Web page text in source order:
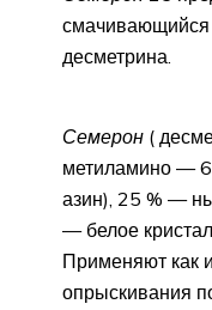
десметрина.
Семерон (
метиламино —
азин), 25 % —
— белое
Применяют как
опрыскивания